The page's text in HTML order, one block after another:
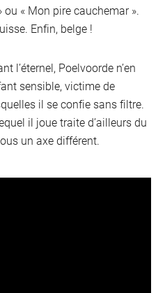
« Mon pire cauchemar ».
Enfin, belge !
l’éternel, Poelvoorde n’en
sensible, victime de
il se confie sans filtre.
il joue traite d’ailleurs du
un axe différent.